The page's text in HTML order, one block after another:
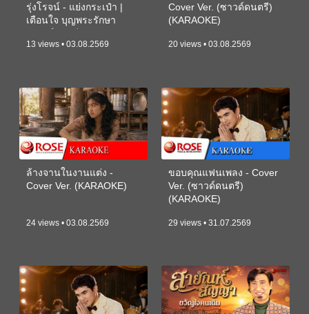
รุ่งโรจน์ - แย่งกระเป๋า |
เตือนใจ บุญพระรักษา
13 views • 03.08.2569
Cover Ver. (ซาวด์ดนตรี)
(KARAOKE)
20 views • 03.08.2569
ล้างจานในงานแต่ง -
Cover Ver. (KARAOKE)
24 views • 03.08.2569
ขอบคุณแฟนเพลง - Cover
Ver. (ซาวด์ดนตรี)
(KARAOKE)
29 views • 31.07.2569